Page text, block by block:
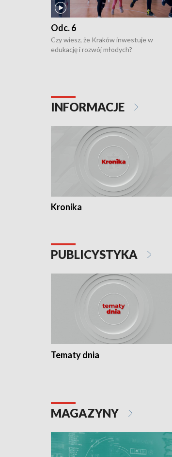
Odc. 6
Czy wiesz, że Kraków inwestuje w
edukację i rozwój młodych?
INFORMACJE
Kronika
PUBLICYSTYKA
Tematy dnia
MAGAZYNY